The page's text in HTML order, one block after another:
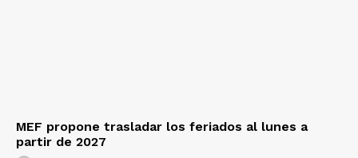
MEF propone trasladar los feriados al lunes a
partir de 2027